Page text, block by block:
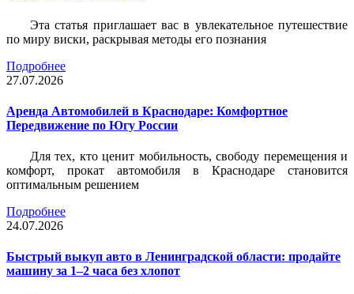
Эта статья приглашает вас в увлекательное путешествие
по миру виски, раскрывая методы его познания
Подробнее
27.07.2026
Аренда Автомобилей в Краснодаре: Комфортное
Передвижение по Югу России
Для тех, кто ценит мобильность, свободу перемещения и
комфорт, прокат автомобиля в Краснодаре становится
оптимальным решением
Подробнее
24.07.2026
Быстрый выкуп авто в Ленинградской области: продайте
машину за 1–2 часа без хлопот